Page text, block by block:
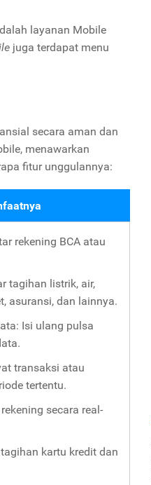
layanan Mobile
juga terdapat menu
secara aman dan
menawarkan
fitur unggulannya:
rekening BCA atau
tagihan listrik, air,
asuransi, dan lainnya.
Isi ulang pulsa
transaksi atau
tertentu.
secara real-
kartu kredit dan